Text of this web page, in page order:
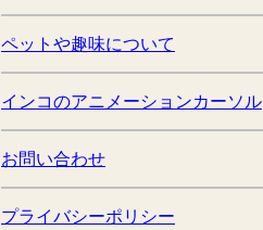
ペットや趣味について
インコのアニメーションカーソル
お問い合わせ
プライバシーポリシー